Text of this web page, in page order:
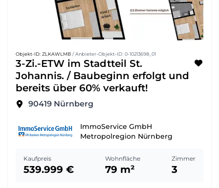
Objekt-ID: ZLKAWLMB / Anbieter-Objekt-ID: 0-10213698_01
3-Zi.-ETW im Stadtteil St.
Johannis. / Baubeginn erfolgt und
bereits über 60% verkauft!
90419 Nürnberg
ImmoService GmbH
Metropolregion Nürnberg
Kaufpreis
539.999 €
Wohnfläche
79 m²
Zimmer
3